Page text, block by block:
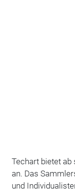
Techart bietet ab
an. Das
und